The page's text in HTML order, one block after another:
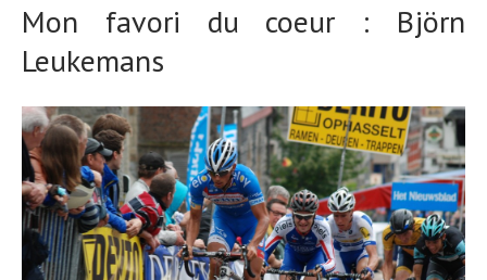
Mon favori du coeur : Björn
Leukemans